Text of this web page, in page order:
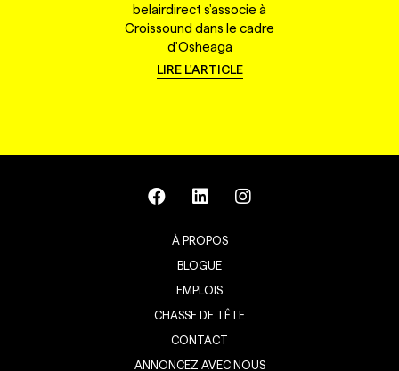
belairdirect s'associe à
Croissound dans le cadre
d'Osheaga
LIRE L'ARTICLE
À PROPOS
BLOGUE
EMPLOIS
CHASSE DE TÊTE
CONTACT
ANNONCEZ AVEC NOUS